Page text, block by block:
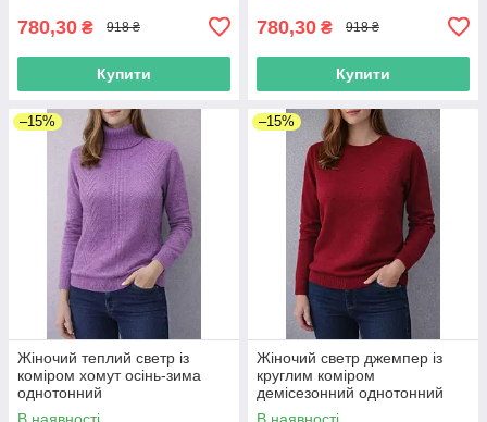
780,30 ₴ 918 ₴
Купити
780,30 ₴ 918 ₴
Купити
–15%
Жіночий теплий светр із
коміром хомут осінь-зима
однотонний
–15%
Жіночий светр джемпер із
круглим коміром
демісезонний однотонний